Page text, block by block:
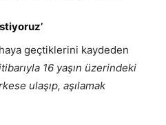
geçtiklerini kaydeden
16 yaşın üzerindeki
ulaşıp, aşılamak